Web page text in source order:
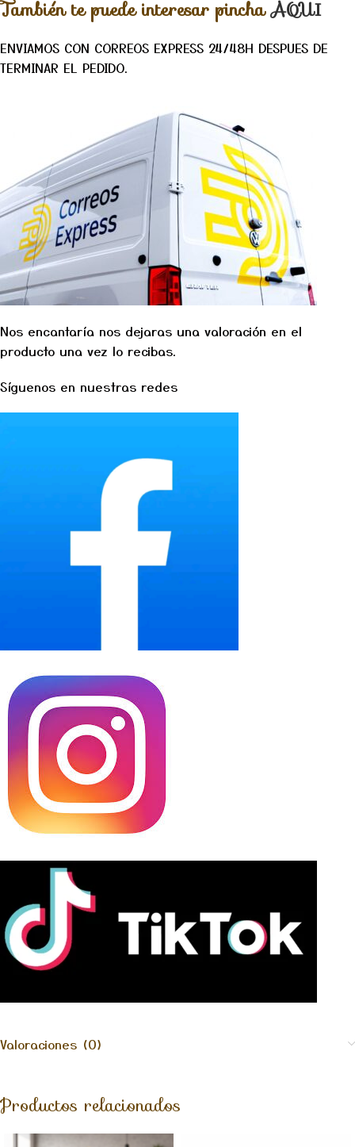
También te puede interesar pinchaAQUI
ENVIAMOS CON CORREOS EXPRESS 24/48H DESPUES DE
TERMINAR EL PEDIDO.
Nos encantaría nos dejaras una valoración en el
producto una vez lo recibas.
Síguenos en nuestras redes
Valoraciones (0)
Productos relacionados